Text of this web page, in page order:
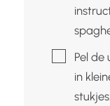
▢Pel de
in
stukjes.